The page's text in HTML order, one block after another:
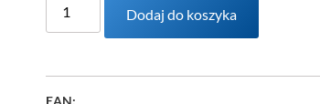
Dodaj do koszyka
EAN: